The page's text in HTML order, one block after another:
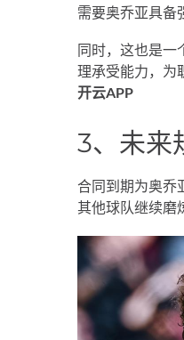
需要奥乔亚具备
同时，这也是一
理承受能力，为
开云APP
3、未来
合同到期为奥乔
其他球队继续磨